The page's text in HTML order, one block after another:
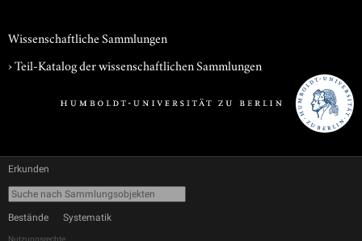
Wissenschaftliche Sammlungen
› Teil-Katalog der wissenschaftlichen Sammlungen
Erkunden
Bestände Systematik
Nutzungsrechte